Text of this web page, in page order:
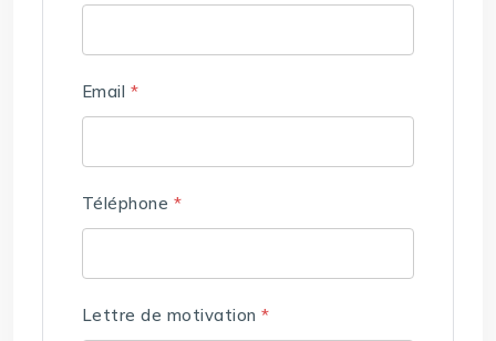
Email *
Téléphone *
Lettre de motivation*